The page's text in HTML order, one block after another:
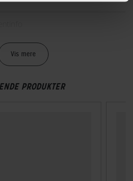
Vis mere
PRODUKTER